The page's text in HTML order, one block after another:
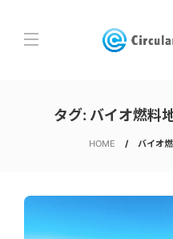
タグ: バイオ燃料
HOME バイオ